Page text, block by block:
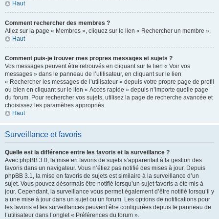
Haut
Comment rechercher des membres ?
Allez sur la page « Membres », cliquez sur le lien « Rechercher un membre ».
Haut
Comment puis-je trouver mes propres messages et sujets ?
Vos messages peuvent être retrouvés en cliquant sur le lien « Voir vos
messages » dans le panneau de l’utilisateur, en cliquant sur le lien
« Rechercher les messages de l’utilisateur » depuis votre propre page de profil
ou bien en cliquant sur le lien « Accès rapide » depuis n’importe quelle page
du forum. Pour rechercher vos sujets, utilisez la page de recherche avancée et
choisissez les paramètres appropriés.
Haut
Surveillance et favoris
Quelle est la différence entre les favoris et la surveillance ?
Avec phpBB 3.0, la mise en favoris de sujets s’apparentait à la gestion des
favoris dans un navigateur. Vous n’étiez pas notifié des mises à jour. Depuis
phpBB 3.1, la mise en favoris de sujets est similaire à la surveillance d’un
sujet. Vous pouvez désormais être notifié lorsqu’un sujet favoris a été mis à
jour. Cependant, la surveillance vous permet également d’être notifié lorsqu’il y
a une mise à jour dans un sujet ou un forum. Les options de notifications pour
les favoris et les surveillances peuvent être configurées depuis le panneau de
l’utilisateur dans l’onglet « Préférences du forum ».